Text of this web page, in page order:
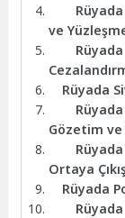
ve
Rüyada
Gözetim
Ortaya
Rüyada